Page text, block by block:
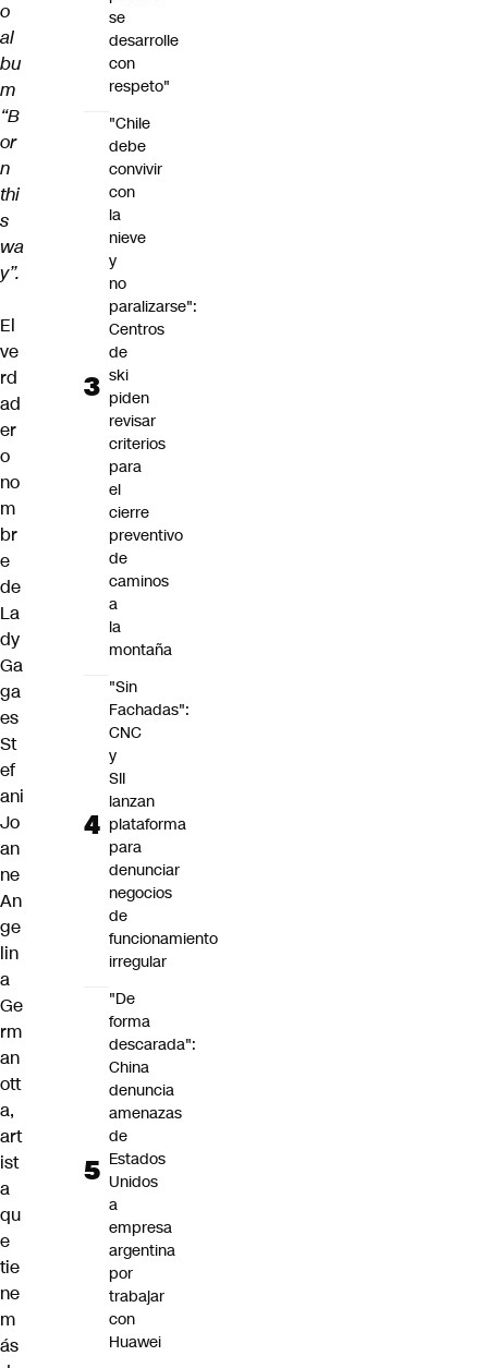
o
al
bu
m
“B
or
n
thi
s
wa
y”.
El
ve
rd
ad
er
o
no
m
br
e
de
La
dy
Ga
ga
es
St
ef
ani
Jo
an
ne
An
ge
lin
a
Ge
rm
an
ott
a,
art
ist
a
qu
e
tie
ne
m
ás
se
desarrolle
con
respeto"
"Chile
debe
convivir
con
la
nieve
y
no
paralizarse":
Centros
de
ski
piden
revisar
criterios
para
el
cierre
preventivo
de
caminos
a
la
montaña
"Sin
Fachadas":
CNC
y
SII
lanzan
plataforma
para
denunciar
negocios
de
funcionamiento
irregular
"De
forma
descarada":
China
denuncia
amenazas
de
Estados
Unidos
a
empresa
argentina
por
trabajar
con
Huawei